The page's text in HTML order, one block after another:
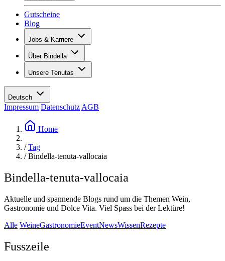
Vinotecas
Inspiration
Weinwissen
Übersicht
Gipsen
Gutscheine
Blog
Jobs & Karriere
Übersicht
Offene Stellen
Ihre Vorteile
Werte
Über Bindella
Geschichte
Les Moby Dicks
Kontakte
Nachhaltigkeit
Unsere Tenutas
Deutsch
Impressum Datenschutz AGB
Home
/ Tag
/ Bindella-tenuta-vallocaia
Bindella-tenuta-vallocaia
Aktuelle und spannende Blogs rund um die Themen Wein,
Gastronomie und Dolce Vita. Viel Spass bei der Lektüre!
Alle WeineGastronomieEventNewsWissenRezepte
Fusszeile